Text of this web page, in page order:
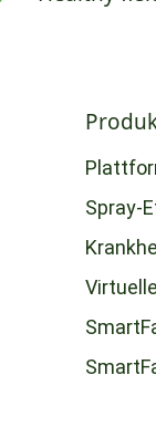
Spray-